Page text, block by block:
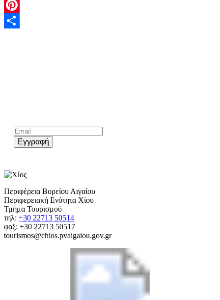
Twitter
Pinterest
Εγγραφή
Περιφέρεια Βορείου Αιγαίου
Περιφερειακή Ενότητα Χίου
Τμήμα Τουρισμού
τηλ: +30 22713 50514
φαξ: +30 22713 50517
tourismos@chios.pvaigaiou.gov.gr